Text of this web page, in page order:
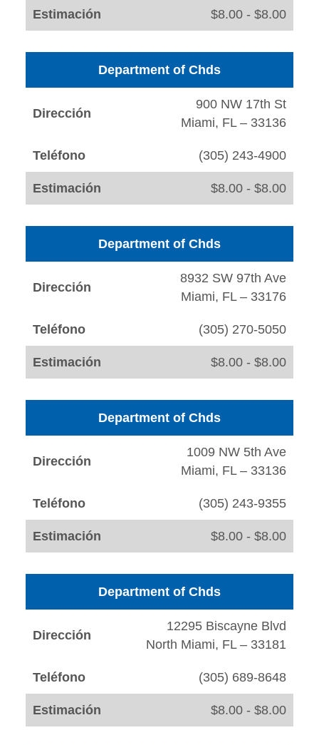
Estimación $8.00 - $8.00
Department of Chds
Dirección
900 NW 17th St
Miami, FL – 33136
Teléfono (305) 243-4900
Estimación $8.00 - $8.00
Department of Chds
Dirección
8932 SW 97th Ave
Miami, FL – 33176
Teléfono (305) 270-5050
Estimación $8.00 - $8.00
Department of Chds
Dirección
1009 NW 5th Ave
Miami, FL – 33136
Teléfono (305) 243-9355
Estimación $8.00 - $8.00
Department of Chds
Dirección
12295 Biscayne Blvd
North Miami, FL – 33181
Teléfono (305) 689-8648
Estimación $8.00 - $8.00